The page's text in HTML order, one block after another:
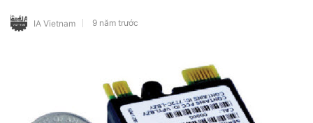
IA Vietnam 9 năm trước